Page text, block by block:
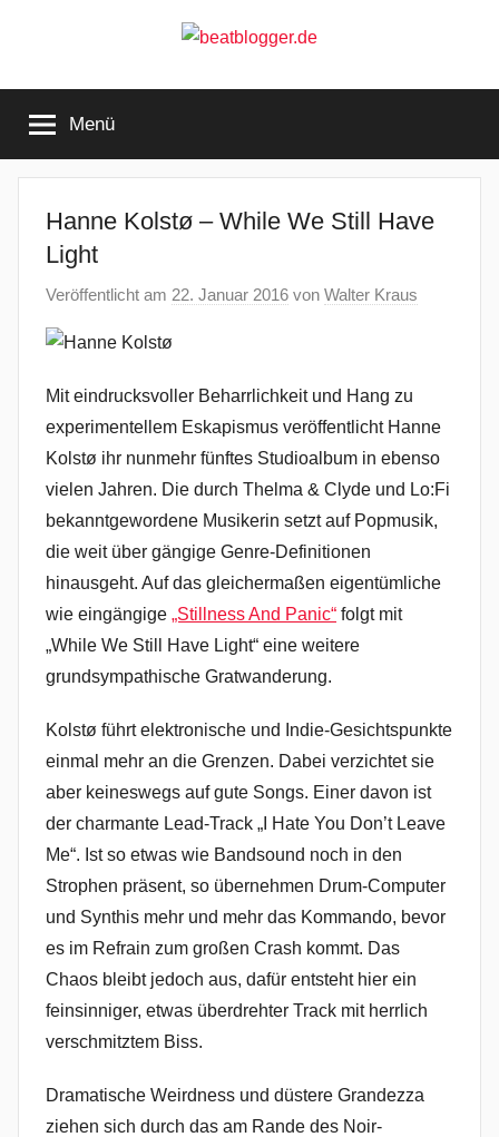
beatblogger.de
the
beat
goes
Menü
Hanne Kolstø – While We Still Have
Light
Veröffentlicht am 22. Januar 2016 von Walter Kraus
Mit eindrucksvoller Beharrlichkeit und Hang zu
experimentellem Eskapismus veröffentlicht Hanne
Kolstø ihr nunmehr fünftes Studioalbum in ebenso
vielen Jahren. Die durch Thelma & Clyde und Lo:Fi
bekanntgewordene Musikerin setzt auf Popmusik,
die weit über gängige Genre-Definitionen
hinausgeht. Auf das gleichermaßen eigentümliche
wie eingängige „Stillness And Panic“ folgt mit
„While We Still Have Light“ eine weitere
grundsympathische Gratwanderung.
Kolstø führt elektronische und Indie-Gesichtspunkte
einmal mehr an die Grenzen. Dabei verzichtet sie
aber keineswegs auf gute Songs. Einer davon ist
der charmante Lead-Track „I Hate You Don’t Leave
Me“. Ist so etwas wie Bandsound noch in den
Strophen präsent, so übernehmen Drum-Computer
und Synthis mehr und mehr das Kommando, bevor
es im Refrain zum großen Crash kommt. Das
Chaos bleibt jedoch aus, dafür entsteht hier ein
feinsinniger, etwas überdrehter Track mit herrlich
verschmitztem Biss.
Dramatische Weirdness und düstere Grandezza
ziehen sich durch das am Rande des Noir-